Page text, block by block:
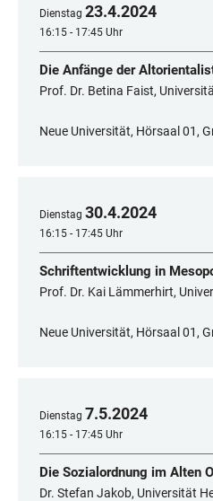
Dienstag 23.4.2024
16:15 - 17:45 Uhr
Die Anfänge der
Prof. Dr. Betina Faist,
Neue Universität, Hörsaal 01,
Dienstag 30.4.2024
16:15 - 17:45 Uhr
Schriftentwicklung in
Prof. Dr. Kai Lämmerhirt,
Neue Universität, Hörsaal 01,
Dienstag 7.5.2024
16:15 - 17:45 Uhr
Die Sozialordnung im Alten
Dr. Stefan Jakob, Universität